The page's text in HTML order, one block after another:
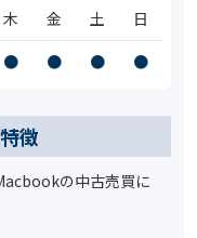
木 金 土
日
● ● ● ●
徴
の中古売買に